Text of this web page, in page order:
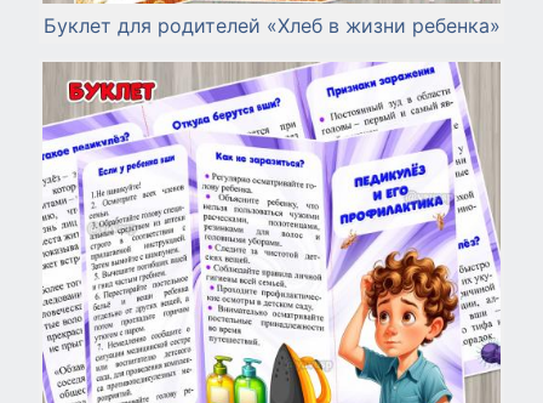
Буклет для родителей «Хлеб в жизни ребенка»